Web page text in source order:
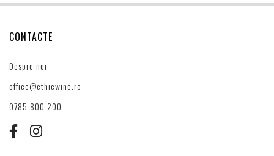
CONTACTE
Despre noi
office@ethicwine.ro
0785 800 200